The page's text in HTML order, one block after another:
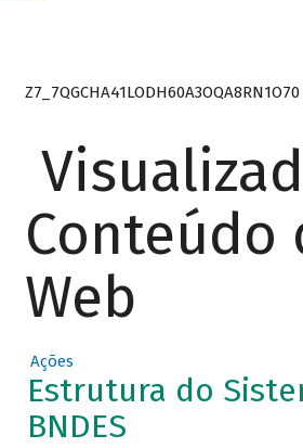
Z7_7QGCHA41LODH60A3OQA8RN1O70
Conteúdo
Web
Ações
Estrutura do
BNDES